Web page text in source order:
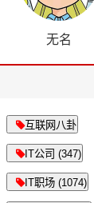
无名
互联网八卦
IT公司 (347)
IT职场 (1074)